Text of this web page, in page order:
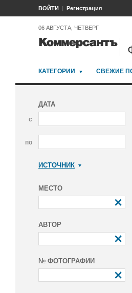
ВОЙТИ Регистрация
06 АВГУСТА, ЧЕТВЕРГ
КАТЕГОРИИ СВЕЖИЕ
ДАТА
с
по
ИСТОЧНИК
МЕСТО
АВТОР
№ ФОТОГРАФИИ